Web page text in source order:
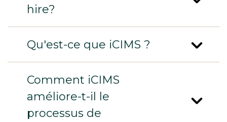
hire?
Qu'est-ce que iCIMS ?
Comment iCIMS
améliore-t-il le
processus de